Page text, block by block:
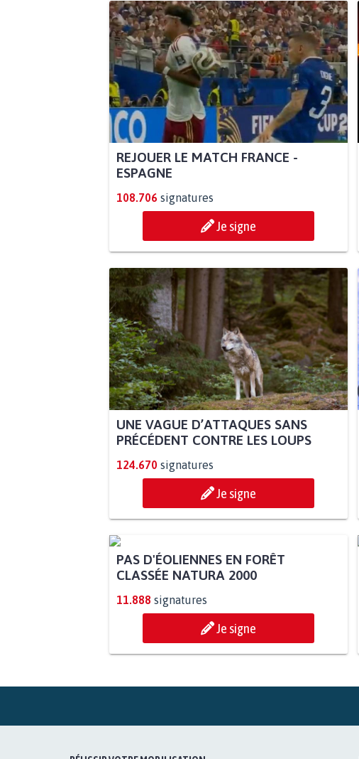
REJOUER LE MATCH FRANCE -
ESPAGNE
108.706 signatures
Je signe
UNE VAGUE D’ATTAQUES SANS
PRÉCÉDENT CONTRE LES LOUPS
124.670 signatures
Je signe
PAS D'ÉOLIENNES EN FORÊT
CLASSÉE NATURA 2000
11.888 signatures
Je signe